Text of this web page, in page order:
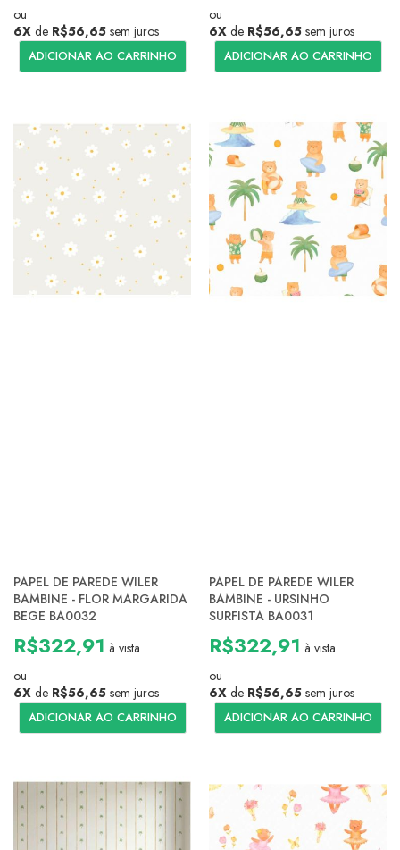
ou
6X de R$56,65 sem juros
ADICIONAR AO CARRINHO
ou
6X de R$56,65 sem juros
ADICIONAR AO CARRINHO
PAPEL DE PAREDE WILER
BAMBINE - FLOR MARGARIDA
BEGE BA0032
R$322,91 à vista
ou
6X de R$56,65 sem juros
ADICIONAR AO CARRINHO
PAPEL DE PAREDE WILER
BAMBINE - URSINHO
SURFISTA BA0031
R$322,91 à vista
ou
6X de R$56,65 sem juros
ADICIONAR AO CARRINHO